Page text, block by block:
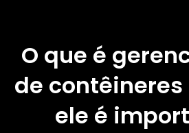
O que é
de contêineres
ele é